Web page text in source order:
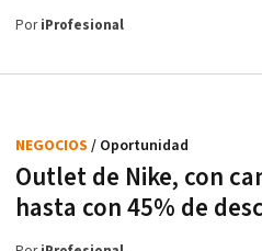
PoriProfesional
Outlet de Nike, con
hasta con 45% de
NEGOCIOS / Oportunidad